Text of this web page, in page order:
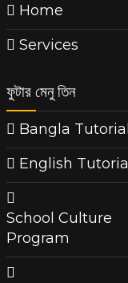
Home
Services
ফুটার মেনু তিন
Bangla Tutorial
English Tutorial
School Culture
Program